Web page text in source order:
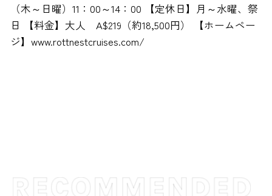
（木～日曜）11：00～14：00 【定休日】月～水曜、祭
日 【料金】大人 A$219（約18,500円） 【ホームペー
ジ】www.rottnestcruises.com/